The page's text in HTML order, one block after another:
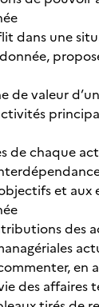
dans une
de valeur
de chaque
et aux
des
en
des affaires